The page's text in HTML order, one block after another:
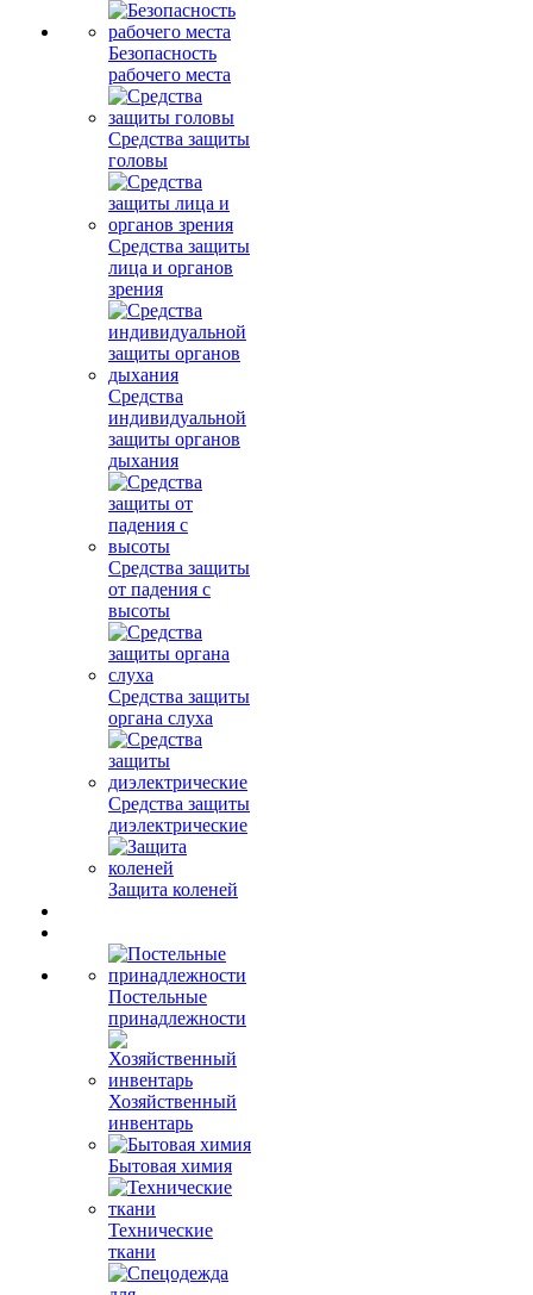
Безопасность
рабочего места
Средства защиты
головы
Средства защиты
лица и органов
зрения
Средства
индивидуальной
защиты органов
дыхания
Средства защиты
от падения с
высоты
Средства защиты
органа слуха
Средства защиты
диэлектрические
Защита коленей
Постельные
принадлежности
Хозяйственный
инвентарь
Бытовая химия
Технические
ткани